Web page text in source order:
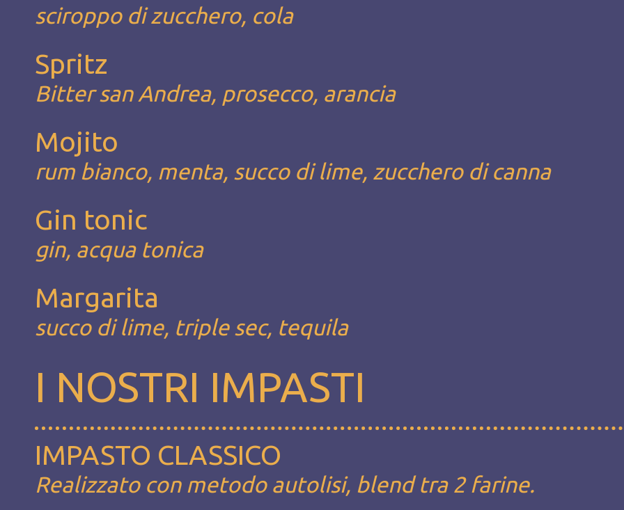
sciroppo di zucchero, cola
Spritz
Bitter san Andrea, prosecco, arancia
Mojito
rum bianco, menta, succo di lime, zucchero di canna
Gin tonic
gin, acqua tonica
Margarita
succo di lime, triple sec, tequila
I NOSTRI IMPASTI
IMPASTO CLASSICO
Realizzato con metodo autolisi, blend tra 2 farine.